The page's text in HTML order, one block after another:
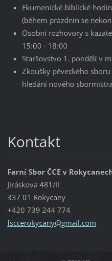
Ekumenické biblické
(během prázdnin se
Osobní rozhovory s
15:00 - 18:00
Staršovstvo 1. pondělí v
Zkoušky pěveckého
hledání nového sbormistra
Kontakt
Farní Sbor ČCE v
Jiráskova 481/II
337 01 Rokycany
+420 739 244 774
fsccerokycany@gmail.com